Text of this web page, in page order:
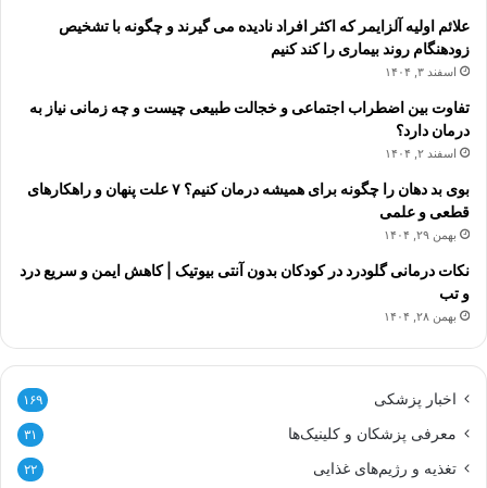
علائم اولیه آلزایمر که اکثر افراد نادیده می گیرند و چگونه با تشخیص
زودهنگام روند بیماری را کند کنیم
اسفند ۳, ۱۴۰۴
تفاوت بین اضطراب اجتماعی و خجالت طبیعی چیست و چه زمانی نیاز به
درمان دارد؟
اسفند ۲, ۱۴۰۴
بوی بد دهان را چگونه برای همیشه درمان کنیم؟ ۷ علت پنهان و راهکارهای
قطعی و علمی
بهمن ۲۹, ۱۴۰۴
نکات درمانی گلودرد در کودکان بدون آنتی بیوتیک | کاهش ایمن و سریع درد
و تب
بهمن ۲۸, ۱۴۰۴
اخبار پزشکی ۱۶۹
معرفی پزشکان و کلینیک‌ها ۳۱
تغذیه و رژیم‌های غذایی ۲۲